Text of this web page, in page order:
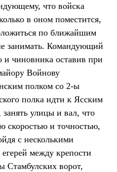
что войска
в оном поместится,
по ближайшим
занимать. Командующий
и чиновника оставив при
Войнову
полком со 2-ы
полка идти к Ясским
улицы и вал, что
скоростью и точностью,
с несколькими
между крепости
Стамбулских ворот,